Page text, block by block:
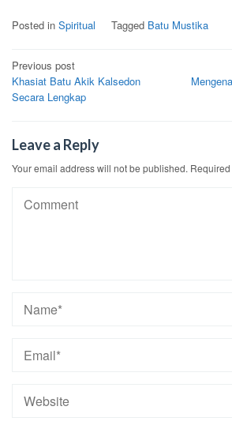
Posted in Spiritual Tagged Batu Mustika
Post
navigation
Previous post
Khasiat Batu Akik Kalsedon
Secara Lengkap
Leave a Reply
Your email address will not be published.